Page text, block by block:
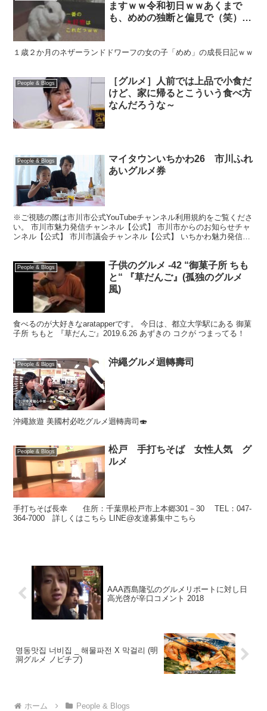
ますｗｗ令和初日ｗｗあくまで
も、めめの独断と偏見で（笑）ｗ
１歳２か月のネザーランドドワーフの女の子「めめ」の成長日記ｗｗ
People & Blogs
［グルメ］人前では上品で小食だ
けど、家に帰るとこういう食べ方
なんだろうな～
People & Blogs
マイタウンいちかわ26 市川ふれ
あいグルメ券
※ご視聴の際は市川市公式YouTubeチャンネル利用規約をご覧くださ
い。 市川市魅力発信チャンネル【公式】 市川市からのお知らせチャ
ンネル【公式】 市川市議会チャンネル【公式】 いちかわ魅力発信サ
People & Blogs
子供のグルメ -42 “御菓子所 ちも
と“ 『草だんご』(孤独のグルメ
風)
食べるのが大好きなaratapperです。 今日は、都立大学駅にある 御菓
子所 ちもと 『草だんご』2019.6.26 あずきの コクが つまってる！
People & Blogs 沖繩グルメ迴轉壽司
沖繩旅遊 美國村必吃グルメ迴轉壽司🍣
People & Blogs
松戸 手打ちそば 女性人気 グ
ルメ
手打ちそば長幸 住所：千葉県松戸市上本郷301－30 TEL：047-
364-7000 詳しくはこちら LINE@友達募集中こちら
AAA西島隆弘のグルメリポートに対し日
高光啓が辛口コメント 2018
명동맛집 너비집 _ 해물파전 X 막걸리 (明
洞グルメ ノビチプ)
ホーム People & Blogs